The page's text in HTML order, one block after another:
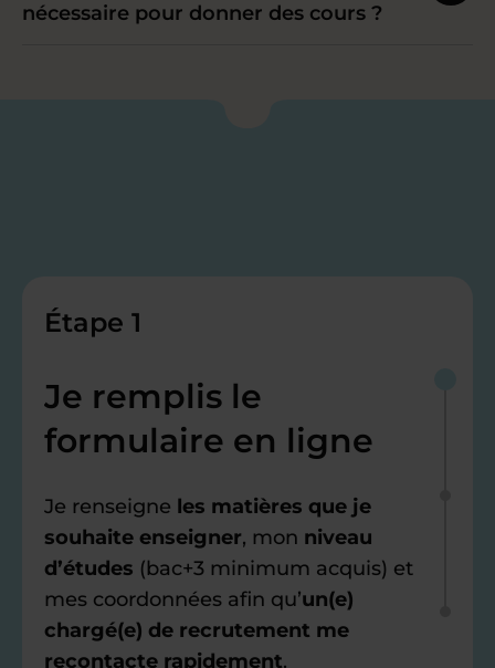
nécessaire pour donner des cours ?
Étape 1
Je remplis le
formulaire en ligne
Je renseigne les matières que je
souhaite enseigner, mon niveau
d’études (bac+3 minimum acquis) et
mes coordonnées afin qu’un(e)
chargé(e) de recrutement me
recontacte rapidement.